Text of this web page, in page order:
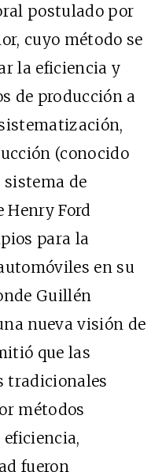
postulado por
cuyo método se
la eficiencia y
de producción a
(conocido
sistema de
Ford
para la
en su
Guillén
nueva visión de
que las
tradicionales
métodos
fueron